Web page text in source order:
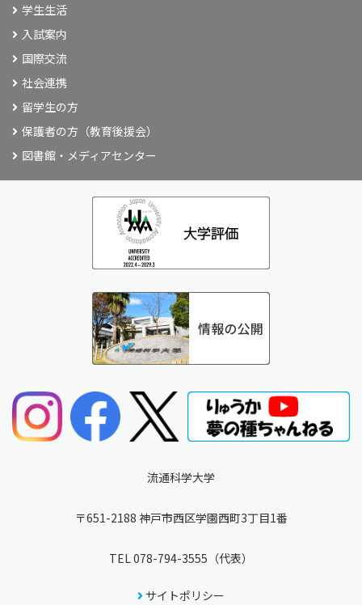
学生生活
入試案内
国際交流
社会連携
留学生の方
保護者の方（教育後援会）
図書館・メディアセンター
流通科学大学
〒651-2188 神戸市西区学園西町3丁目1番
TEL 078-794-3555 （代表）
サイトポリシー